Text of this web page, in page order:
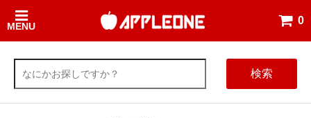
MENU
0
検索